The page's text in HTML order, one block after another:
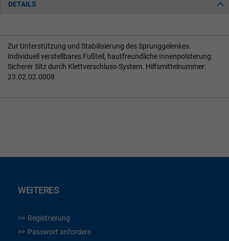
DETAILS
Zur Unterstützung und Stabilisierung des Sprunggelenkes.
Individuell verstellbares Fußteil, hautfreundliche Innenpolsterung.
Sicherer Sitz durch Klettverschluss-System. Hilfsmittelnummer:
23.02.02.0008
WEITERES
Registrierung
Passwort anfordern